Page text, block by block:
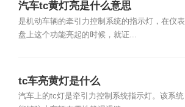
汽车tc黄灯亮是什么意思
是机动车辆的牵引力控制系统的指示灯，在仪表
盘上这个功能亮起的时候，就证...
tc车亮黄灯是什么
汽车上的tc灯是牵引力控制系统指示灯。该系统